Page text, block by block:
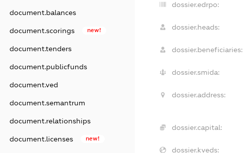
document.balances
document.scorings new!
document.tenders
document.publicfunds
document.ved
document.semantrum
document.relationships
document.licenses new!
dossier.edrpo:
dossier.heads:
dossier.beneficiaries:
dossier.smida:
dossier.address:
dossier.capital:
dossier.kveds: